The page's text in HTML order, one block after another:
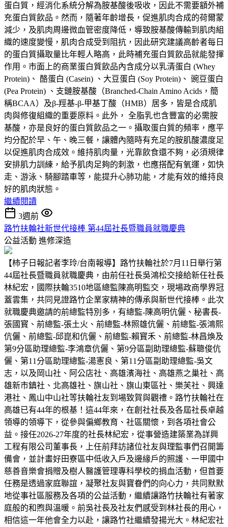
蛋白質，經消化系統分解為胺基酸後吸收，因此不需要額外補
充蛋白質飲品。然而，隨著年齡增長，促進肌肉合成的荷爾蒙
減少，及肌肉周邊微血管密度降低，導致胺基酸傳輸到肌肉組
織的速度變慢，肌肉合成受到阻抗，因此研究建議高齡者每日
的蛋白質攝取量比年輕人略高，此時補充蛋白質飲品就能發揮
作用。市面上的商業蛋白質飲品內含成分以乳清蛋白 (Whey
Protein)、 酪蛋白 (Casein) 、大豆蛋白 (Soy Protein)、 豌豆蛋白
(Pea Protein) 、支鏈胺基酸（Branched-Chain Amino Acids，簡
稱BCAA）及β-羥基-β-甲基丁酸（HMB）居多，皆是合成肌
肉與修復組織的重要原料。此外， 全脂乳也含豐富的必需胺
基酸，亦是良好的蛋白質飲品之一。攝取蛋白質的頻率，應平
均分配於早、午、晚三餐，讓體內隨時有充足的胺肌酸濃度足
以促進肌肉合成效。維持肌肉量，光靠飲食還不夠，必須規律
安排肌力訓練，給予肌肉足夠的刺激，也應搭配有氧運，如快
走、游泳、騎腳踏車等，能提升心肺功能，才能有效的維持良
好的肌肉狀態。
繼續閱讀
3週前
路竹扶輪社新世代接棒 第44屆社長暨職員就職慶典
公益活動 進修深造
【柿子日報記者李玲/台南報導】路竹扶輪社於7月11日舉行第
44屆社長暨職員就職慶典，由前任社長吳鴻松交接給新任社長
林紀宏，國際扶輪3510地區總監陳高明監交，現場政商學界冠
蓋雲集，共同見證路竹企業家精神的傳承與新世代接棒。此次
就職慶典邀請的前總監特別多，有總監-陳高明伉儷、秘書長-
張國寳、前總監-張土火、前總監-林照雄伉儷、前總監-張鴻熙
伉儷、前總監-邱崑和伉儷、前總監-賴寳禾、前總監-林昌煥及
第9分區助理總監-李鴻章伉儷、第9分區副助理總監-蘇聰俊伉
儷、第11分區助理總監-湯憲良、第11分區副助理總監-吳文
志，以及岡山社、阿公店社、高雄濱海社、高雄燕之巢社、高
雄新市鎮社、北高雄社、旗山社、旗山東區社、樂芙社、興達
港社、鳳山中山社等扶輪社友到場致賀與觀禮。路竹扶輪社在
高雄已有44年的根基！這44年來，在創社社長及各屆社長卓越
領導的領導下，從參與偏鄉教育、社區關懷，到各項社會公
益。接任2026-27年度的社長林紀宏，從事營造建築業為詳興
工程有限公司董事長，上任前拜訪諸位社友與理監事們召開籌
備會，並計畫好田寮區中低收入戶及邊緣戶的照護、一甲國中
慈善音樂會捐贈及樹人醫護管理專科學校的捐血活動，但首要
任務是透過家庭聯誼，凝聚社友與寶眷們的向心力，共同默默
地從事社區服務及各項的公益活動，繼續讓路竹扶輪社有著家
庭般的和煦與溫暖。前吳社長及社友們感受到林社長的用心，
相信這一年他會全力以赴，讓路竹社繼續發揚光大。林紀宏社